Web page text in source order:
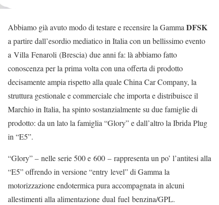
Abbiamo già avuto modo di testare e recensire la Gamma DFSK
a partire dall’esordio mediatico in Italia con un bellissimo evento
a Villa Fenaroli (Brescia) due anni fa: là abbiamo fatto
conoscenza per la prima volta con una offerta di prodotto
decisamente ampia rispetto alla quale China Car Company, la
struttura gestionale e commerciale che importa e distribuisce il
Marchio in Italia, ha spinto sostanzialmente su due famiglie di
prodotto: da un lato la famiglia “Glory” e dall’altro la Ibrida Plug
in “E5”.
“Glory” – nelle serie 500 e 600 – rappresenta un po’ l’antitesi alla
“E5” offrendo in versione “entry level” di Gamma la
motorizzazione endotermica pura accompagnata in alcuni
allestimenti alla alimentazione dual fuel benzina/GPL.